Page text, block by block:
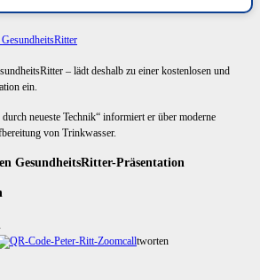
– lädt deshalb zu einer kostenlosen und
ein.
neueste Technik“ informiert er über moderne
von Trinkwasser.
GesundheitsRitter-Präsentation
tworten